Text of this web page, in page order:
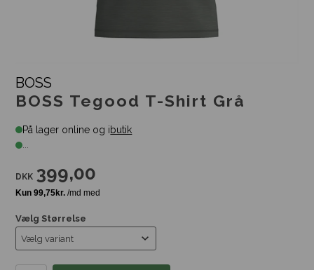
BOSS
BOSS Tegood T-Shirt Grå
På lager online og ibutik
...
DKK 399,00
Vælg Størrelse